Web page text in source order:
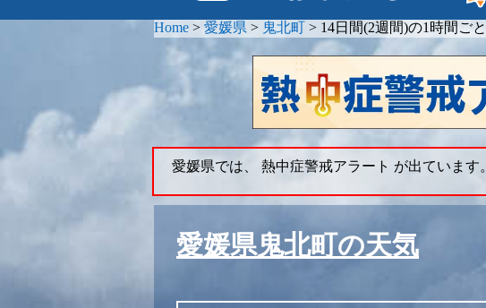
Home > 愛媛県 > 鬼北町 > 14日間(2週間)の1時間ご
愛媛県では、 熱中症警戒アラート が出ています
愛媛県鬼北町の天気